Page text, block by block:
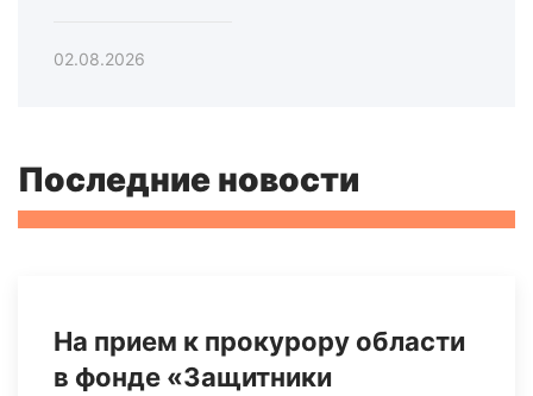
02.08.2026
Последние новости
На прием к прокурору области
в фонде «Защитники